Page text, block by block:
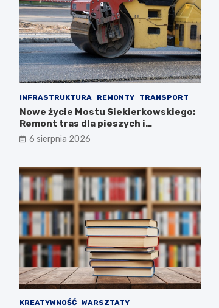
INFRASTRUKTURA REMONTY TRANSPORT
Nowe życie Mostu Siekierkowskiego:
Remont tras dla pieszych i
rowerzystów
6 sierpnia 2026
KREATYWNOŚĆ WARSZTATY